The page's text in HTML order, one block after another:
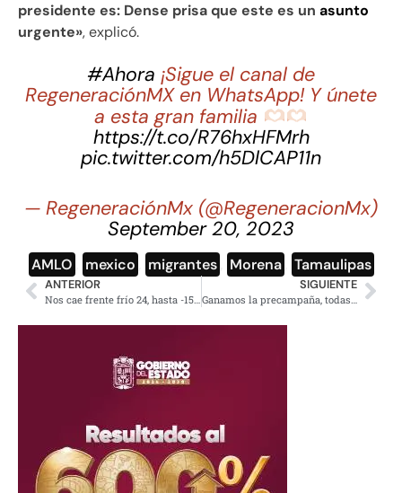
presidente es: Dense prisa que este es un asunto
urgente», explicó.
#Ahora ¡Sigue el canal de
RegeneraciónMX en WhatsApp! Y únete
a esta gran familia
https://t.co/R76hxHFMrh
pic.twitter.com/h5DlCAP11n
— RegeneraciónMx (@RegeneracionMx)
September 20, 2023
AMLO mexico migrantes Morena Tamaulipas
ANTERIOR SIGUIENTE